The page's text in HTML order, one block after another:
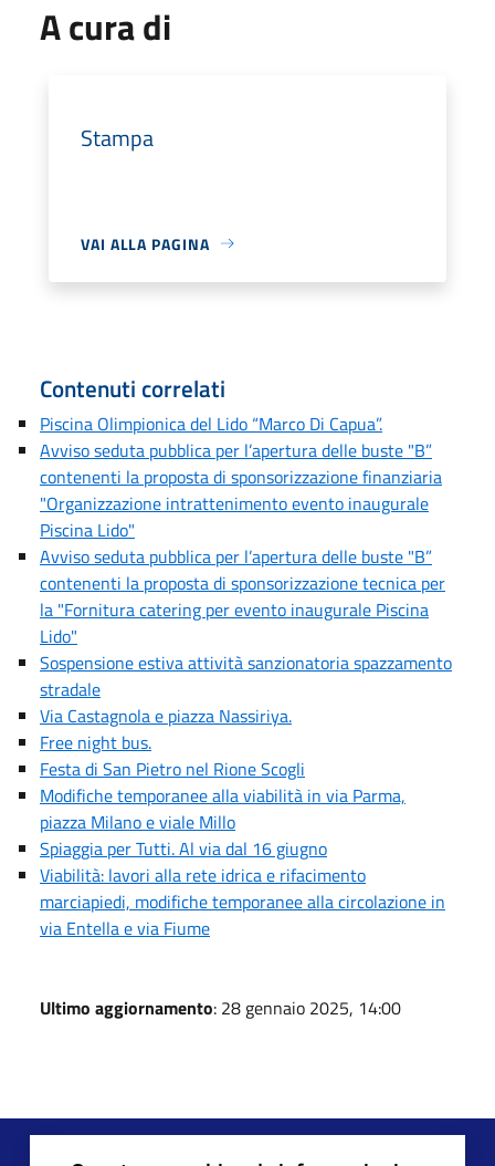
A cura di
Stampa
VAI ALLA PAGINA
Contenuti correlati
Piscina Olimpionica del Lido “Marco Di Capua”.
Avviso seduta pubblica per l’apertura delle buste "B”
contenenti la proposta di sponsorizzazione finanziaria
"Organizzazione intrattenimento evento inaugurale
Piscina Lido"
Avviso seduta pubblica per l’apertura delle buste "B”
contenenti la proposta di sponsorizzazione tecnica per
la "Fornitura catering per evento inaugurale Piscina
Lido"
Sospensione estiva attività sanzionatoria spazzamento
stradale
Via Castagnola e piazza Nassiriya.
Free night bus.
Festa di San Pietro nel Rione Scogli
Modifiche temporanee alla viabilità in via Parma,
piazza Milano e viale Millo
Spiaggia per Tutti. Al via dal 16 giugno
Viabilità: lavori alla rete idrica e rifacimento
marciapiedi, modifiche temporanee alla circolazione in
via Entella e via Fiume
Ultimo aggiornamento: 28 gennaio 2025, 14:00